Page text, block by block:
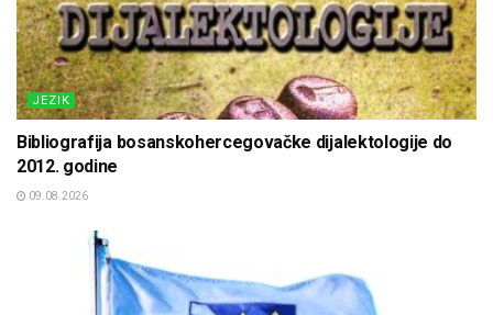
JEZIK
Bibliografija bosanskohercegovačke dijalektologije do
2012. godine
09.08.2026